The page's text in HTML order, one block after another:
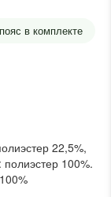
в комплекте
22,5%,
100%.